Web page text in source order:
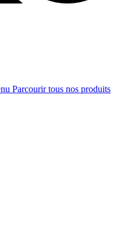
Parcourir tous nos produits